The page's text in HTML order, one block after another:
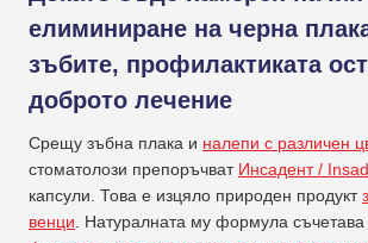
елиминиране на черна
зъбите, профилактиката
доброто лечение
Срещу зъбна плака и налепи с различен
стоматолози препоръчват Инсадент /
капсули. Това е изцяло природен продукт
венци . Натуралната му формула